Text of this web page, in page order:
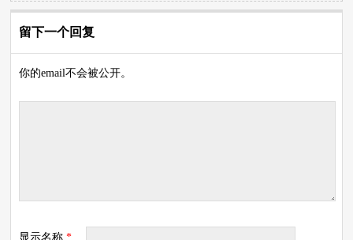
留下一个回复
你的email不会被公开。
显示名称*